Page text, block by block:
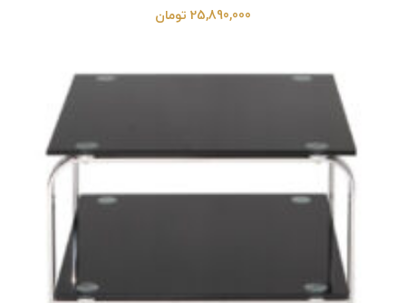
25,890,000 تومان